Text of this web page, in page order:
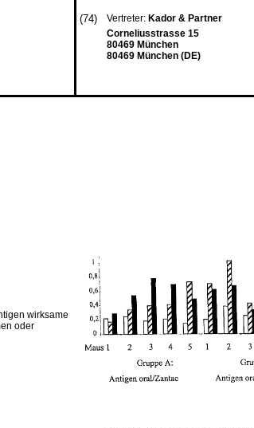
(74) Vertreter: Kador & Partner
Corneliusstrasse 15
80469 München
80469 München (DE)
wirksame
oder